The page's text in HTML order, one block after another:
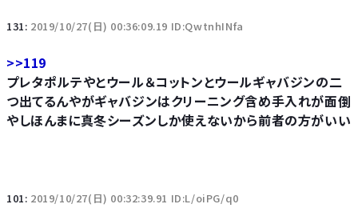
131: 2019/10/27(日) 00:36:09.19 ID:QwtnhINfa
>>119
プレタポルテやとウール＆コットンとウールギャバジンの二
つ出てるんやがギャバジンはクリーニング含め手入れが面倒
やしほんまに真冬シーズンしか使えないから前者の方がいい
101: 2019/10/27(日) 00:32:39.91 ID:L/oiPG/q0